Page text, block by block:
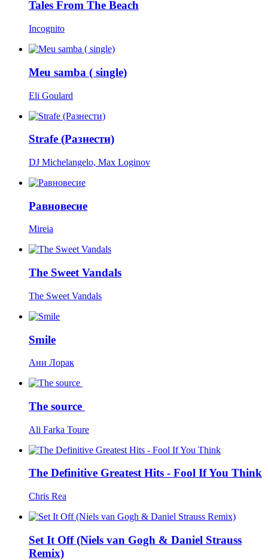
Tales From The Beach
Incognito
Meu samba ( single)
Eli Goulard
Strafe (Разнести)
DJ Michelangelo, Max Loginov
Равновесие
Mireia
The Sweet Vandals
The Sweet Vandals
Smile
Ани Лорак
The source
Ali Farka Toure
The Definitive Greatest Hits - Fool If You Think
Chris Rea
Set It Off (Niels van Gogh & Daniel Strauss
Remix)